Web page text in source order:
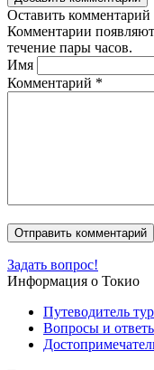
Оставить комментарий
Комментарии
течение пары часов.
Имя
Комментарий *
Задать вопрос!
Информация о Токио
Путеводитель
Вопросы и